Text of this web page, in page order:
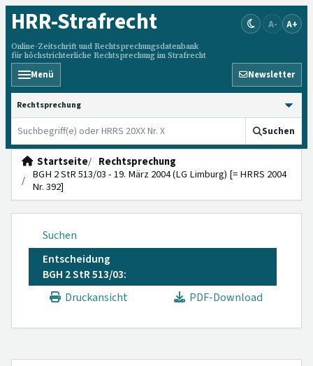
HRR-Strafrecht
Online-Zeitschrift und Rechtsprechungsdatenbank
für höchstrichterliche Rechtsprechung im Strafrecht
A- A+
Menü Newsletter
HRRS durchsuchen
Suchen
Startseite
Rechtsprechung
BGH 2 StR 513/03 - 19. März 2004 (LG Limburg) [= HRRS 2004
Nr. 392]
Suchen
Entscheidung
BGH 2 StR 513/03:
Druckansicht
PDF-Download